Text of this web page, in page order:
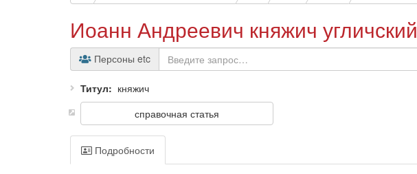
Иоанн Андреевич княжич угличский
Персоны etc
Титул
княжич
справочная статья
Подробности